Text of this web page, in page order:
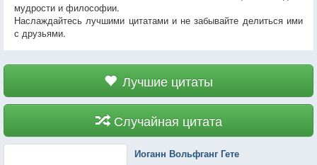
мудрости и философии.
Наслаждайтесь лучшими цитатами и не забывайте делиться ими
с друзьями.
Лучшие цитаты
Случайная цитата
Иоганн Вольфганг Гете